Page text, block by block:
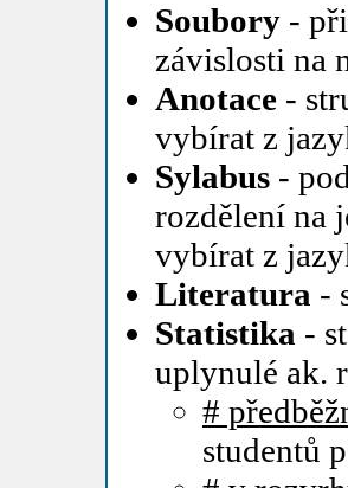
Soubory -
závislosti na
Anotace -
vybírat z
Sylabus -
rozdělení na
vybírat z
Literatura -
Statistika -
uplynulé ak.
#
studentů